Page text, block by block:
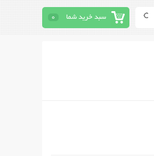
سبد خرید شما 0